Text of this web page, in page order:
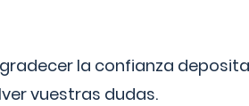
la confianza
vuestras dudas.